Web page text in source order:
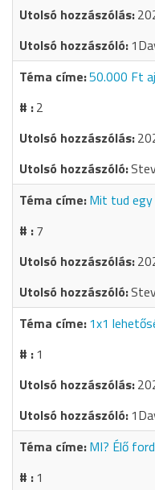
50.000 Ft
2
Mit tud egy
7
1x1
1
MI? Élő
1